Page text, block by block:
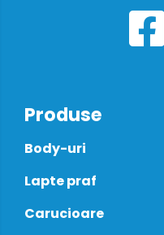
Produse
Body-uri
Lapte praf
Carucioare